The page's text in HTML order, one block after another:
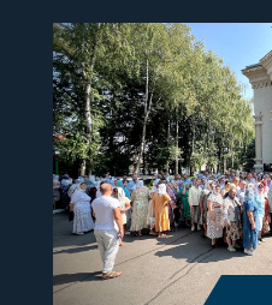
побажавши йому міцного
допомоги, миру,
благословенних успіхів
архіпастирському